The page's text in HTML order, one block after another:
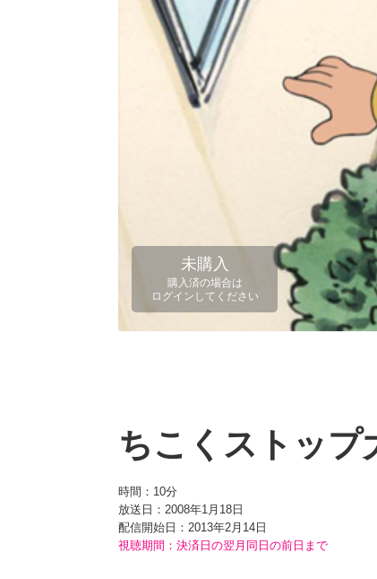
未購入
購入済の場合は
ログインしてください
ちこくストップ
時間： 10分
放送日：2008年1月18日
配信開始日： 2013年2月14日
視聴期間：決済日の翌月同日の前日まで